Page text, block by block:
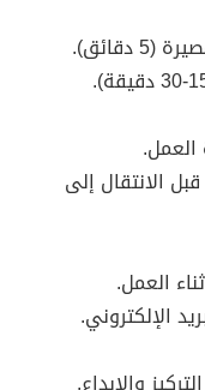
الانتقال إلى
العمل.
الإلكتروني.